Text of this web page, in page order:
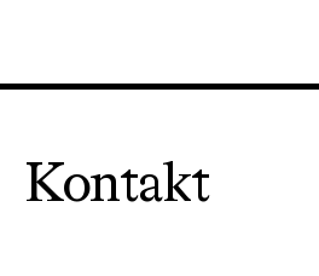
Kontakt